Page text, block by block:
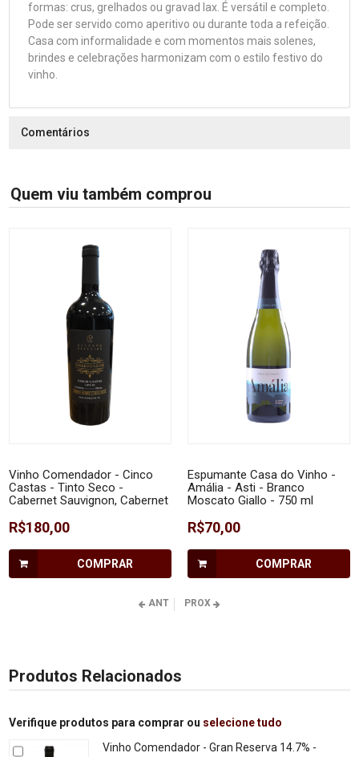
formas: crus, grelhados ou gravad lax. É versátil e completo.
Pode ser servido como aperitivo ou durante toda a refeição.
Casa com informalidade e com momentos mais solenes,
brindes e celebrações harmonizam com o estilo festivo do
vinho.
Comentários
Quem viu também comprou
Vinho Comendador - Cinco
Castas - Tinto Seco -
Cabernet Sauvignon, Cabernet
750 ml
R$180,00
COMPRAR
Espumante Casa do Vinho -
Amália - Asti - Branco
Moscato Giallo - 750 ml
R$70,00
COMPRAR
ANT PROX
Produtos Relacionados
Verifique produtos para comprar ou selecione tudo
Vinho Comendador - Gran Reserva 14.7% -